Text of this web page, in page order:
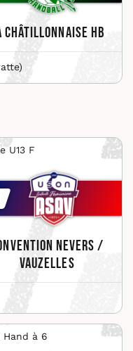
Châtillonnaise HB
U13 F
Nevers /
Vauzelles
Hand à 6